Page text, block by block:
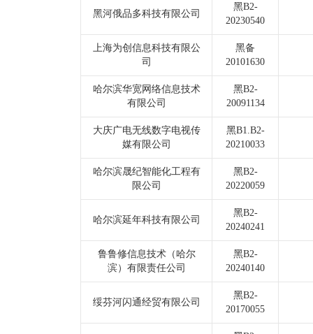
黑河俄品多科技有限公司
黑B2-
20230540
上海为创信息科技有限公
司
黑备
20101630
哈尔滨华宽网络信息技术
有限公司
黑B2-
20091134
大庆广电无线数字电视传
媒有限公司
黑B1.B2-
20210033
哈尔滨晟纪智能化工程有
限公司
黑B2-
20220059
哈尔滨延年科技有限公司
黑B2-
20240241
鲁鲁修信息技术（哈尔
滨）有限责任公司
黑B2-
20240140
绥芬河闪通经贸有限公司
黑B2-
20170055